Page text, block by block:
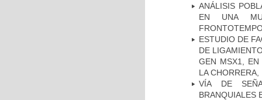
ANÁLISIS
EN UNA
ESTUDIO DE
DE
GEN MSX1, EN
LA
VÍA DE
BRANQUIALES